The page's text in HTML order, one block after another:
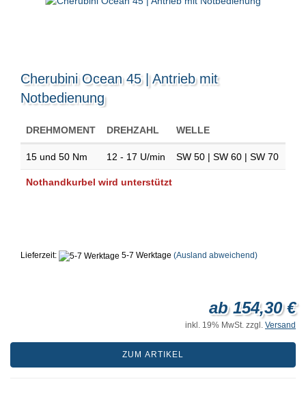
Cherubini Ocean 45 | Antrieb mit
Notbedienung
DREHMOMENT DREHZAHL WELLE
15 und 50 Nm 12 - 17 U/min SW 50 | SW 60 | SW 70
Nothandkurbel wird unterstützt
Lieferzeit: 5-7 Werktage (Ausland abweichend)
ab 154,30 €
inkl. 19% MwSt. zzgl. Versand
ZUM ARTIKEL